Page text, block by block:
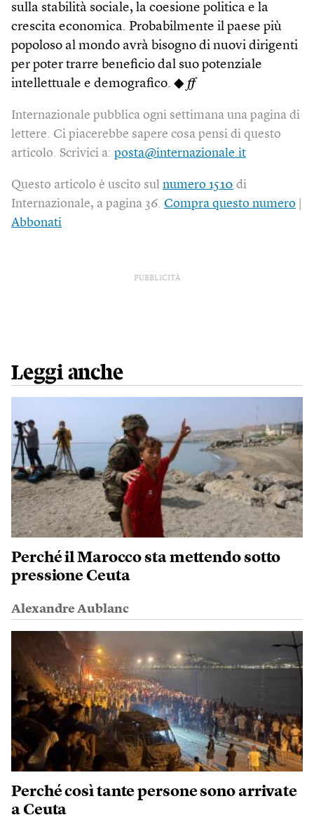
sulla stabilità sociale, la coesione politica e la
crescita economica. Probabilmente il paese più
popoloso al mondo avrà bisogno di nuovi dirigenti
per poter trarre beneficio dal suo potenziale
intellettuale e demografico. ◆ ff
Internazionale pubblica ogni settimana una pagina di
lettere. Ci piacerebbe sapere cosa pensi di questo
articolo. Scrivici a: posta@internazionale.it
Questo articolo è uscito sul numero 1510 di
Internazionale, a pagina 36. Compra questo numero
Abbonati
PUBBLICITÀ
Leggi anche
Perché il Marocco sta mettendo sotto
pressione Ceuta
Alexandre Aublanc
Perché così tante persone sono arrivate
a Ceuta